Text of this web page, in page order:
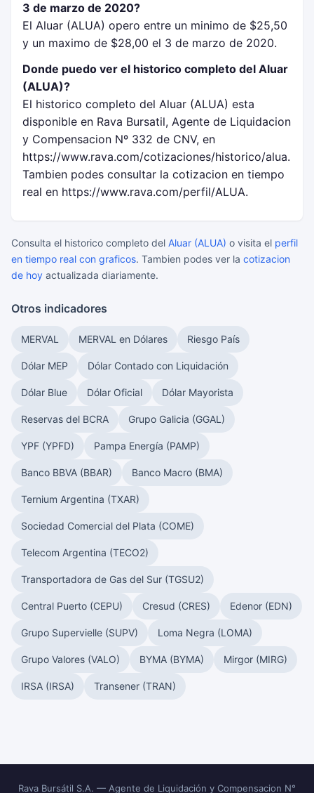
3 de marzo de 2020?
El Aluar (ALUA) opero entre un minimo de $25,50
y un maximo de $28,00 el 3 de marzo de 2020.
Donde puedo ver el historico completo del Aluar
(ALUA)?
El historico completo del Aluar (ALUA) esta
disponible en Rava Bursatil, Agente de Liquidacion
y Compensacion Nº 332 de CNV, en
https://www.rava.com/cotizaciones/historico/alua.
Tambien podes consultar la cotizacion en tiempo
real en https://www.rava.com/perfil/ALUA.
Consulta el historico completo del Aluar (ALUA) o visita el perfil
en tiempo real con graficos. Tambien podes ver la cotizacion
de hoy actualizada diariamente.
Otros indicadores
MERVAL MERVAL en Dólares Riesgo País
Dólar MEP Dólar Contado con Liquidación
Dólar Blue Dólar Oficial Dólar Mayorista
Reservas del BCRA Grupo Galicia (GGAL)
YPF (YPFD) Pampa Energía (PAMP)
Banco BBVA (BBAR) Banco Macro (BMA)
Ternium Argentina (TXAR)
Sociedad Comercial del Plata (COME)
Telecom Argentina (TECO2)
Transportadora de Gas del Sur (TGSU2)
Central Puerto (CEPU) Cresud (CRES) Edenor (EDN)
Grupo Supervielle (SUPV) Loma Negra (LOMA)
Grupo Valores (VALO) BYMA (BYMA) Mirgor (MIRG)
IRSA (IRSA) Transener (TRAN)
Rava Bursátil S.A. — Agente de Liquidación y Compensacion N°